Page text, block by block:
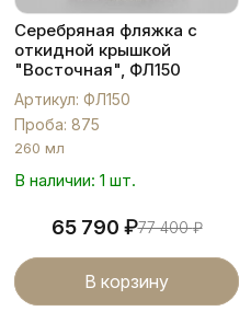
Серебряная фляжка с
откидной крышкой
"Восточная", ФЛ150
Артикул: ФЛ150
Проба: 875
260 мл
В наличии: 1 шт.
65 790 ₽77 400₽
В корзину